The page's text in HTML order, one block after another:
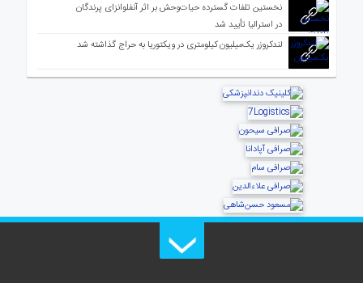
نخستین تلفات گسترده حیات‌وحش بر اثر آنفلوانزای پرندگان
در استرالیا تأیید شد
لندکروزر یک‌میلیون کیلومتری در ویکتوریا به حراج گذاشته شد